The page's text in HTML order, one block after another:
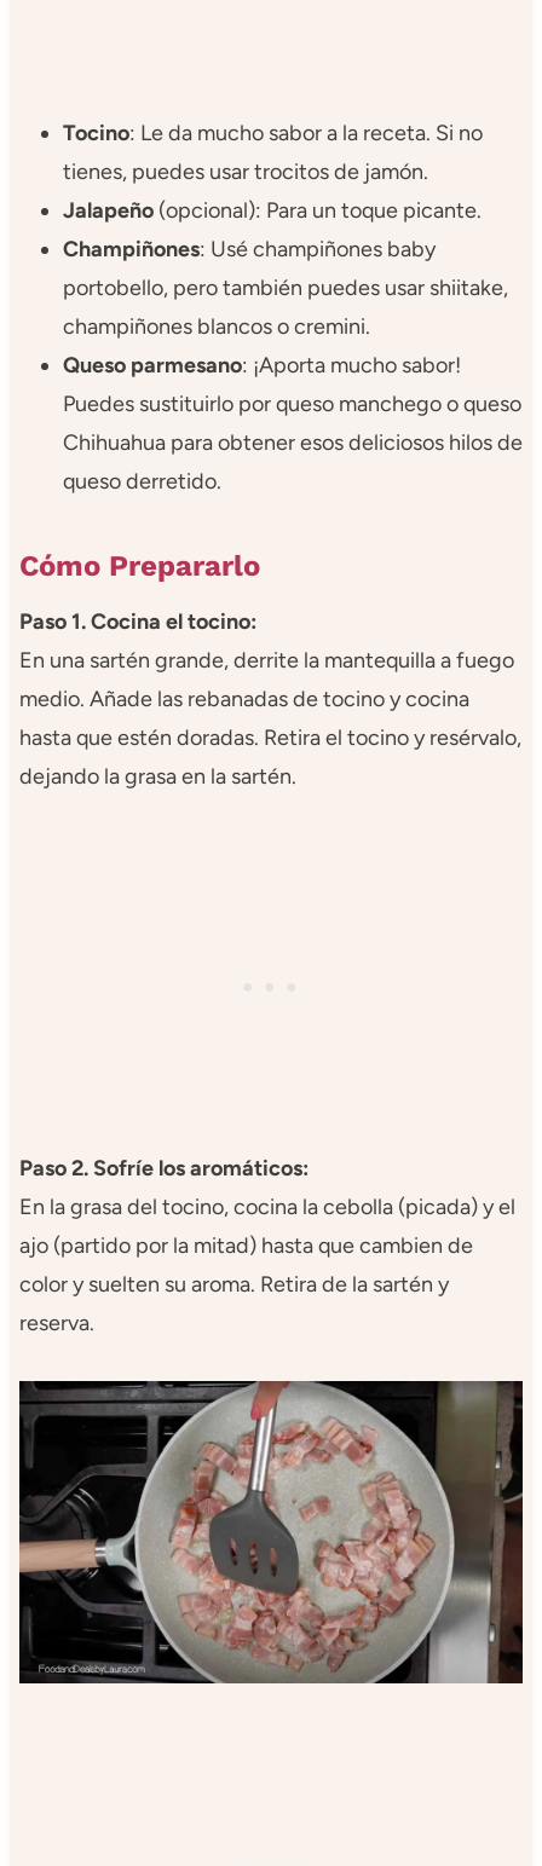
Tocino: Le da mucho sabor a la receta. Si no
tienes, puedes usar trocitos de jamón.
Jalapeño(opcional): Para un toque picante.
Champiñones: Usé champiñones baby
portobello, pero también puedes usar shiitake,
champiñones blancos o cremini.
Queso parmesano: ¡Aporta mucho sabor!
Puedes sustituirlo por queso manchego o queso
Chihuahua para obtener esos deliciosos hilos de
queso derretido.
Cómo Prepararlo
Paso 1. Cocina el tocino:
En una sartén grande, derrite la mantequilla a fuego
medio. Añade las rebanadas de tocino y cocina
hasta que estén doradas. Retira el tocino y resérvalo,
dejando la grasa en la sartén.
Paso 2. Sofríe los aromáticos:
En la grasa del tocino, cocina la cebolla (picada) y el
ajo (partido por la mitad) hasta que cambien de
color y suelten su aroma. Retira de la sartén y
reserva.